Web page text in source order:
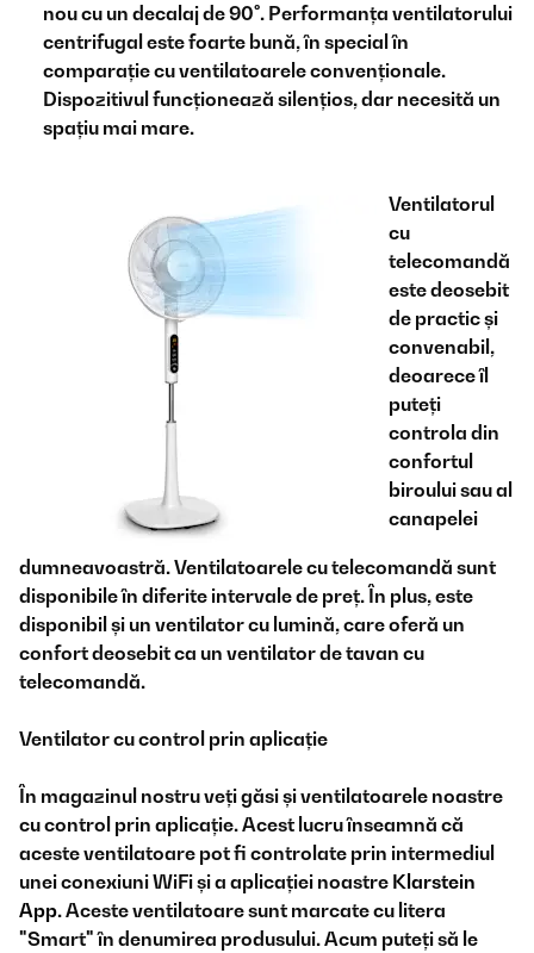
nou cu un decalaj de 90°. Performanța ventilatorului
centrifugal este foarte bună, în special în
comparație cu ventilatoarele convenționale.
Dispozitivul funcționează silențios, dar necesită un
spațiu mai mare.
Ventilatorul
cu
telecomandă
este deosebit
de practic și
convenabil,
deoarece îl
puteți
controla din
confortul
biroului sau al
canapelei
dumneavoastră. Ventilatoarele cu telecomandă sunt
disponibile în diferite intervale de preț. În plus, este
disponibil și un ventilator cu lumină, care oferă un
confort deosebit ca un ventilator de tavan cu
telecomandă.
Ventilator cu control prin aplicație
În magazinul nostru veți găsi și ventilatoarele noastre
cu control prin aplicație. Acest lucru înseamnă că
aceste ventilatoare pot fi controlate prin intermediul
unei conexiuni WiFi și a aplicației noastre Klarstein
App. Aceste ventilatoare sunt marcate cu litera
"Smart" în denumirea produsului. Acum puteți să le